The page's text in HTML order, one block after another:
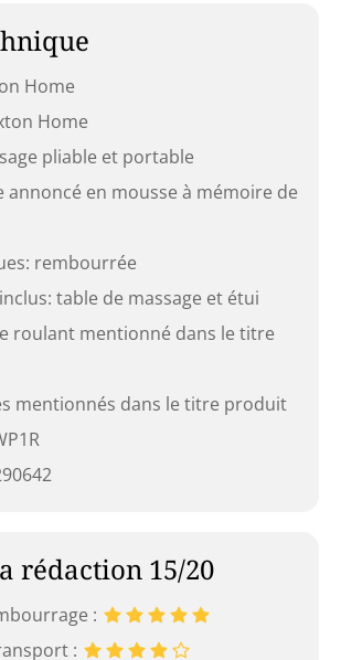
Home
Home
pliable et portable
annoncé en mousse à mémoire de
rembourrée
table de massage et étui
roulant mentionné dans le titre
mentionnés dans le titre produit
rédaction 15/20
:
: